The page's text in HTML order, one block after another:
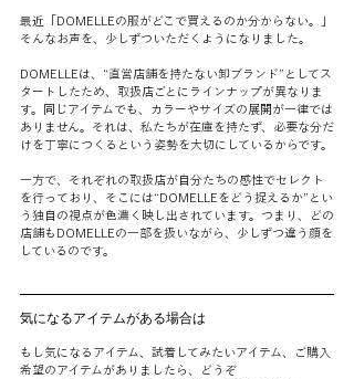
最近「DOMELLEの服がどこで買えるのか分からない。」
そんなお声を、少しずついただくようになりました。
DOMELLEは、“直営店舗を持たない卸ブランド”としてス
タートしたため、取扱店ごとにラインナップが異なりま
す。同じアイテムでも、カラーやサイズの展開が一律では
ありません。それは、私たちが在庫を持たず、必要な分だ
けを丁寧につくるという姿勢を大切にしているからです。
一方で、それぞれの取扱店が自分たちの感性でセレクト
を行っており、そこには“DOMELLEをどう捉えるか”とい
う独自の視点が色濃く映し出されています。つまり、どの
店舗もDOMELLEの一部を扱いながら、少しずつ違う顔を
しているのです。
気になるアイテムがある場合は
もし気になるアイテム、試着してみたいアイテム、ご購入
希望のアイテムがありましたら、どうぞ